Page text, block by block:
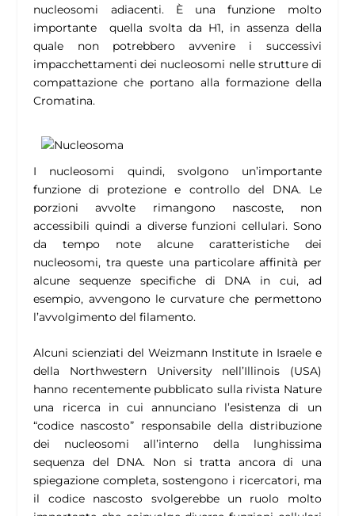
nucleosomi adiacenti. È una funzione molto
importante quella svolta da H1, in assenza della
quale non potrebbero avvenire i successivi
impacchettamenti dei nucleosomi nelle strutture di
compattazione che portano alla formazione della
Cromatina.
I nucleosomi quindi, svolgono un’importante
funzione di protezione e controllo del DNA. Le
porzioni avvolte rimangono nascoste, non
accessibili quindi a diverse funzioni cellulari. Sono
da tempo note alcune caratteristiche dei
nucleosomi, tra queste una particolare affinità per
alcune sequenze specifiche di DNA in cui, ad
esempio, avvengono le curvature che permettono
l’avvolgimento del filamento.
Alcuni scienziati del Weizmann Institute in Israele e
della Northwestern University nell’Illinois (USA)
hanno recentemente pubblicato sulla rivista Nature
una ricerca in cui annunciano l’esistenza di un
“codice nascosto” responsabile della distribuzione
dei nucleosomi all’interno della lunghissima
sequenza del DNA. Non si tratta ancora di una
spiegazione completa, sostengono i ricercatori, ma
il codice nascosto svolgerebbe un ruolo molto